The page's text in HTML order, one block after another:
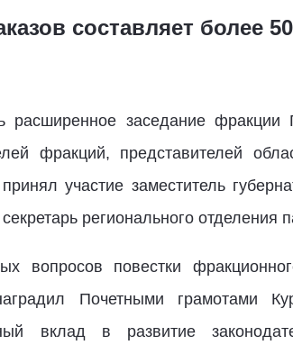
составляет более
расширенное заседание
фракций, представителей
участие заместитель
регионального отделения
вопросов повестки
Почетными грамотами
вклад в развитие